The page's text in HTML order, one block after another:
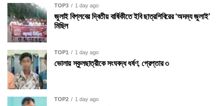
TOP3 1 day ago
জুলাই বিপ্লবের দ্বিতীয় বার্ষিকীতে ইবি ছাত্রশিবিরের ‘অদম্য জুলাই’
মিছিল
TOP1 1 day ago
ভোলায় স্কুলছাত্রীকে সংঘবদ্ধ ধর্ষণ, গ্রেপ্তার ৩
TOP2 1 day ago